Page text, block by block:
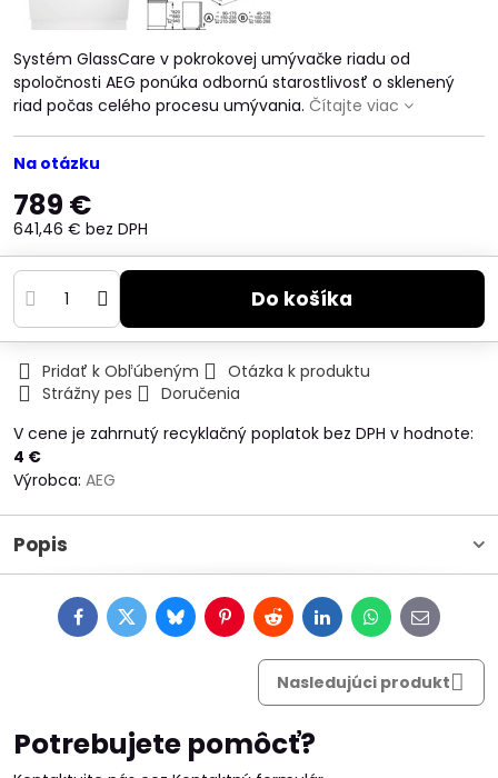
Systém GlassCare v pokrokovej umývačke riadu od
spoločnosti AEG ponúka odbornú starostlivosť o sklenený
riad počas celého procesu umývania. Čítajte viac
Na otázku
789 €
641,46 € bez DPH
Do košíka
Pridať k Obľúbeným
Otázka k produktu
Strážny pes
Doručenia
V cene je zahrnutý recyklačný poplatok bez DPH v hodnote:
4 €
Výrobca: AEG
Popis
FacebookTwitterBlueskyPinterestRedditLinkedInWhatsApp
E-
mail
Nasledujúci produkt
Potrebujete pomôcť?